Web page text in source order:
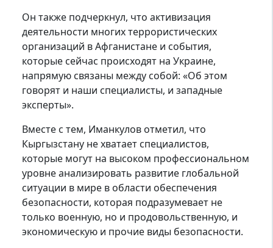
Он также подчеркнул, что активизация
деятельности многих террористических
организаций в Афганистане и события,
которые сейчас происходят на Украине,
напрямую связаны между собой: «Об этом
говорят и наши специалисты, и западные
эксперты».
Вместе с тем, Иманкулов отметил, что
Кыргызстану не хватает специалистов,
которые могут на высоком профессиональном
уровне анализировать развитие глобальной
ситуации в мире в области обеспечения
безопасности, которая подразумевает не
только военную, но и продовольственную, и
экономическую и прочие виды безопасности.